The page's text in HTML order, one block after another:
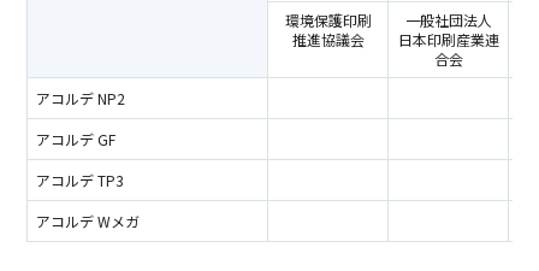
環境保護印刷
推進協議会
一般社団法人
日本印刷産業連
合会
アコルデ NP2
アコルデ GF
アコルデ TP3
アコルデ Wメガ